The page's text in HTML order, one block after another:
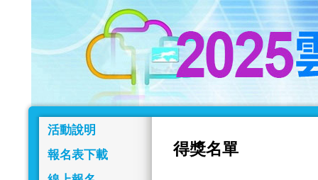
活動說明
報名表下載
得獎名單